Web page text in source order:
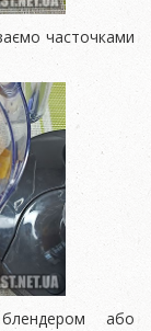
часточками
або